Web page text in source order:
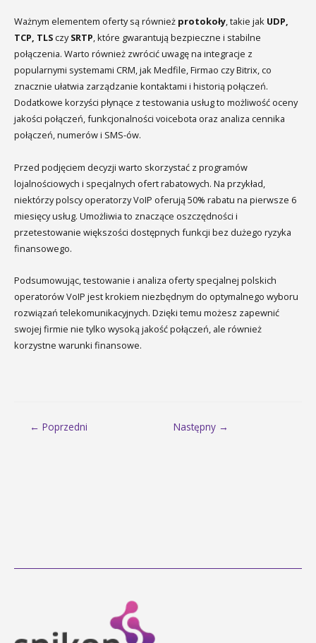
Ważnym elementem oferty są również protokoły, takie jak UDP,
TCP, TLS czySRTP, które gwarantują bezpieczne i stabilne
połączenia. Warto również zwrócić uwagę na integracje z
popularnymi systemami CRM, jak Medfile, Firmao czy Bitrix, co
znacznie ułatwia zarządzanie kontaktami i historią połączeń.
Dodatkowe korzyści płynące z testowania usług to możliwość oceny
jakości połączeń, funkcjonalności voicebota oraz analiza cennika
połączeń, numerów i SMS-ów.
Przed podjęciem decyzji warto skorzystać z programów
lojalnościowych i specjalnych ofert rabatowych. Na przykład,
niektórzy polscy operatorzy VoIP oferują 50% rabatu na pierwsze 6
miesięcy usług. Umożliwia to znaczące oszczędności i
przetestowanie większości dostępnych funkcji bez dużego ryzyka
finansowego.
Podsumowując, testowanie i analiza oferty specjalnej polskich
operatorów VoIP jest krokiem niezbędnym do optymalnego wyboru
rozwiązań telekomunikacyjnych. Dzięki temu możesz zapewnić
swojej firmie nie tylko wysoką jakość połączeń, ale również
korzystne warunki finansowe.
Nawigacja
← Poprzedni Następny →